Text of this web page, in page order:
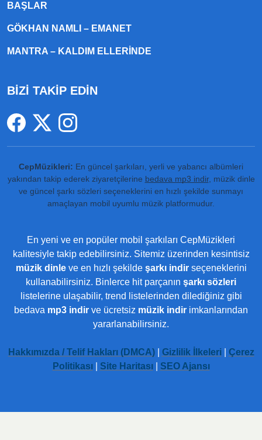
BAŞLAR
GÖKHAN NAMLI – EMANET
MANTRA – KALDIM ELLERINDE
BİZİ TAKİP EDİN
CepMüzikleri: En güncel şarkıları, yerli ve yabancı albümleri
yakından takip ederek ziyaretçilerine bedava mp3 indir, müzik dinle
ve güncel şarkı sözleri seçeneklerini en hızlı şekilde sunmayı
amaçlayan mobil uyumlu müzik platformudur.
En yeni ve en popüler mobil şarkıları CepMüzikleri
kalitesiyle takip edebilirsiniz. Sitemiz üzerinden kesintisiz
müzik dinleve en hızlı şekilde şarkı indirseçeneklerini
kullanabilirsiniz. Binlerce hit parçanın şarkı sözleri
listelerine ulaşabilir, trend listelerinden dilediğiniz gibi
bedava mp3 indir ve ücretsiz müzik indir imkanlarından
yararlanabilirsiniz.
Hakkımızda / Telif Hakları (DMCA)| Gizlilik İlkeleri| Çerez
Politikası| Site Haritası| SEO Ajansı